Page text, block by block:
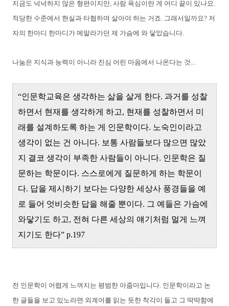
지금도 넉넉하지 않은 형편이지만, 사람 욕심이란 게 어디 끝이 있나요.
적당한 수준에서 현실과 타협하며 살아야 하는 거죠. 그래서일까요? 저
자의 한마디 한마디가 메말라가던 제 가슴에 와 닿았습니다.
나눔은 지식과 능력이 아니라 진심 어린 마음에서 나온다는 것...
“인문학교육은 생각하는 삶을 살게 한다. 과거를 성찰
하면서 현재를 생각하게 하고, 현재를 성찰하면서 미
래를 설계하도록 하는 게 인문학이다. 노숙인이라고
생각이 없는 건 아니다. 보통 사람들보다 많으면 많았
지 결코 생각이 부족한 사람들이 아니다. 인문학은 질
문하는 학문이다. 스스로에게 질문하게 하는 학문이
다. 답을 제시하기 보다는 다양한 세상사 풍경들을 예
로 들어 엇비슷한 답을 해줄 뿐이다. 그 예들은 가슴에
와닿기도 하고, 전혀 다른 세상의 얘기처럼 멀게 느껴
지기도 한다” p.197
전 인문학이 어렵게 느껴지는 평범한 아줌마입니다. 인문학이라고 논
한 글들을 보고 있노라면 외계어를 읽는 듯한 착각이 들고 그 딱딱함에